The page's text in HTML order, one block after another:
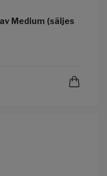
Medium (säljes